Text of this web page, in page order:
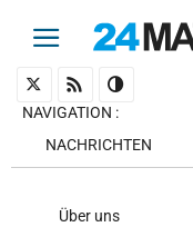
NAVIGATION :
NACHRICHTEN
Über uns